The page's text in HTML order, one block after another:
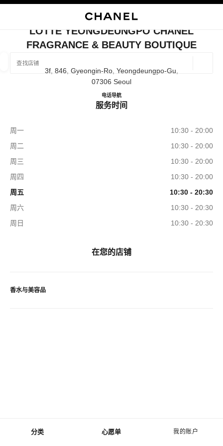
菜单 - 主导航
分类 心愿单 我的账户
查找销售店铺
相关建议会显示在此搜索栏下方
关闭精品店卡片 LOTTE YEONGDEUNGPO CHANEL FRAGRANCE
LOTTE YEONGDEUNGPO CHANEL
FRAGRANCE & BEAUTY BOUTIQUE
3f, 846, Gyeongin-Ro, Yeongdeungpo-Gu,
07306 Seoul
电话+82 2 2164 5166
导航Lotte Yeongdeungpo CHANEL
服务时间
周一
10:30 - 20:00
周二
10:30 - 20:00
周三
10:30 - 20:00
周四
10:30 - 20:00
周五
10:30 - 20:30
周六
10:30 - 20:30
周日
10:30 - 20:30
在您的店铺
香水与美容品
腕表与高级珠宝